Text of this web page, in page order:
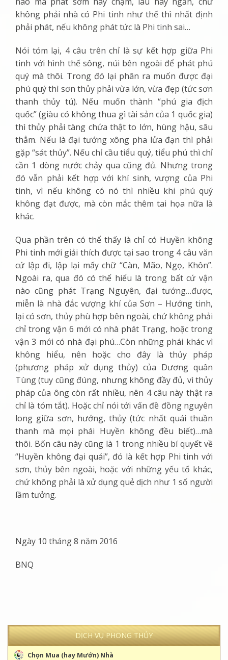
DỊCH VỤ PHONG THỦY
Chọn Mua (hay Mướn) Nhà
không phải nhà có Phi tinh như thế thì nhất định
phải phát, nếu không phát tức là Phi tinh sai…
Nói tóm lại, 4 câu trên chỉ là sự kết hợp giữa Phi
tinh với hình thế sông, núi bên ngoài để phát phú
quý mà thôi. Trong đó lại phân ra muốn được đại
phú quý thì sơn thủy phải vừa lớn, vừa đẹp (tức sơn
thanh thủy tú). Nếu muốn thành “phú gia địch
quốc” (giàu có không thua gì tài sản của 1 quốc gia)
thì thủy phải tàng chứa thật to lớn, hùng hậu, sâu
thẳm. Nếu là đại tướng xông pha lửa đạn thì phải
gặp “sát thủy”. Nếu chỉ cầu tiểu quý, tiểu phú thì chỉ
cần 1 dòng nước chảy qua cũng đủ. Nhưng trong
đó vẫn phải kết hợp với khí sinh, vượng của Phi
tinh, vì nếu không có nó thì nhiều khi phú quý
không đạt được, mà còn mắc thêm tai họa nữa là
khác.
Qua phần trên có thể thấy là chỉ có Huyền không
Phi tinh mới giải thích được tại sao trong 4 câu văn
cứ lập đi, lập lại mấy chữ “Càn, Mão, Ngọ, Khôn”.
Ngoài ra, qua đó có thể hiểu là trong bất cứ vận
nào cũng phát Trạng Nguyên, đại tướng…được,
miễn là nhà đắc vượng khí của Sơn – Hướng tinh,
lại có sơn, thủy phù hợp bên ngoài, chứ không phải
chỉ trong vận 6 mới có nhà phát Trạng, hoặc trong
vận 3 mới có nhà đại phú…Còn những phái khác vì
không hiểu, nên hoặc cho đây là thủy pháp
(phương pháp xử dụng thủy) của Dương quân
Tùng (tuy cũng đúng, nhưng không đầy đủ, vì thủy
pháp của ông còn rất nhiều, nên 4 câu này thật ra
chỉ là tóm tắt). Hoặc chỉ nói tới vấn đề đồng nguyên
long giữa sơn, hướng, thủy (tức nhất quái thuần
thanh mà mọi phái Huyền không đều biết)…mà
thôi. Bốn câu này cũng là 1 trong nhiều bí quyết về
“Huyền không đại quái”, đó là kết hợp Phi tinh với
sơn, thủy bên ngoài, hoặc với những yếu tố khác,
chứ không phải là xử dụng quẻ dịch như 1 số người
lầm tưởng.
Ngày 10 tháng 8 năm 2016
BNQ